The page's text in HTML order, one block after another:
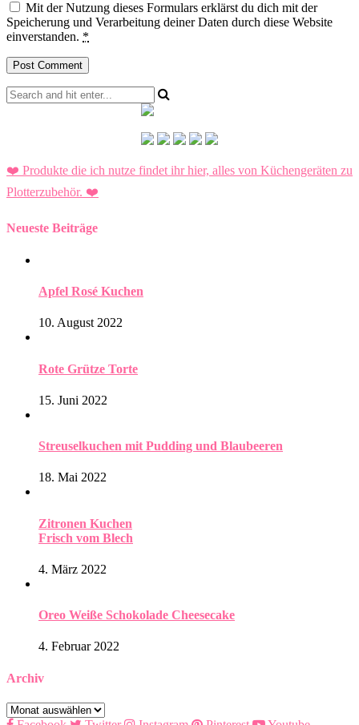
Mit der Nutzung dieses Formulars erklärst du dich mit der
Speicherung und Verarbeitung deiner Daten durch diese Website
einverstanden. *
❤️ Produkte die ich nutze findet ihr hier, alles von Küchengeräten zu
Plotterzubehör. ❤️
Neueste Beiträge
Apfel Rosé Kuchen
10. August 2022
Rote Grütze Torte
15. Juni 2022
Streuselkuchen mit Pudding und Blaubeeren
18. Mai 2022
Zitronen Kuchen
Frisch vom Blech
4. März 2022
Oreo Weiße Schokolade Cheesecake
4. Februar 2022
Archiv
Archiv